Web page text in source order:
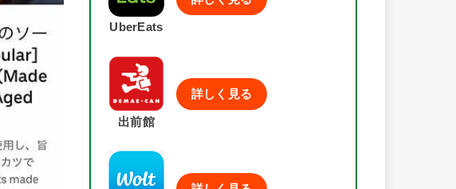
UberEats
出前館
詳しく見る